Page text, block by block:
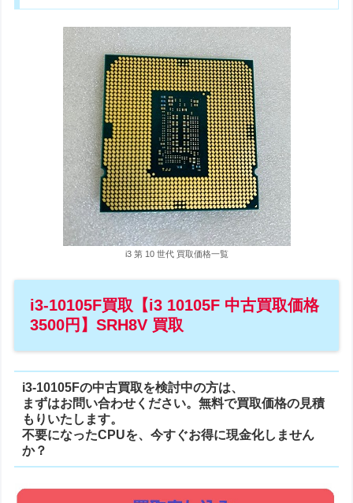
i3 第 10 世代 買取価格一覧
i3-10105F買取【i3 10105F 中古買取価格
3500円】SRH8V 買取
i3-10105Fの中古買取を検討中の方は、
まずはお問い合わせください。無料で買取価格の見積
もりいたします。
不要になったCPUを、今すぐお得に現金化しません
か？